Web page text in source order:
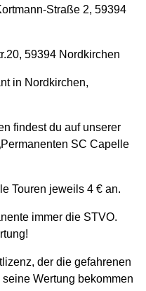
Straße 2, 59394
59394 Nordkirchen
in Nordkirchen,
findest du auf unserer
SC Capelle
Touren jeweils 4 € an.
immer die STVO.
der die gefahrenen
Wertung bekommen